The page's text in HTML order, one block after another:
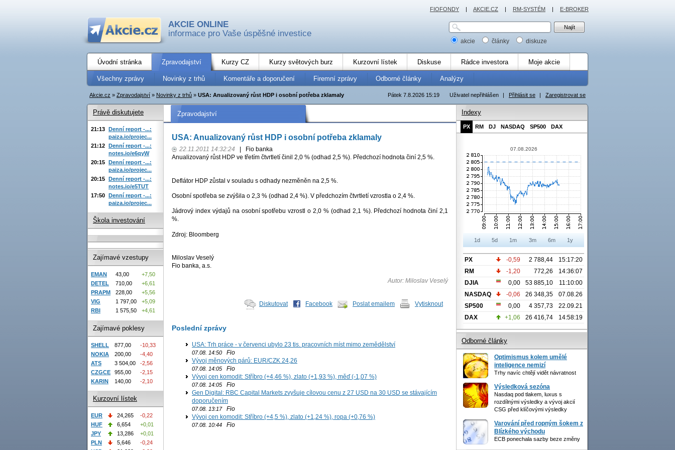
AKCIE ONLINE
informace pro Vaše úspěšné investice
akcie články diskuze
Úvodní stránka Zpravodajství Kurzy CZ Kurzy světových burz Kurzovní lístek Diskuse Rádce investora Moje akcie
Všechny zprávy Novinky z trhů Komentáře a doporučení Firemní zprávy Odborné články Analýzy
Uživatel nepřihlášen | Přihlásit se | Zaregistrovat se
Pátek 7.8.2026 15:19
Akcie.cz » Zpravodajství » Novinky z trhů » USA: Anualizovaný růst HDP i osobní potřeba zklamaly
Zpravodajství
USA: Anualizovaný růst HDP i osobní potřeba zklamaly
22.11.2011 14:32:24
Fio banka
Anualizovaný růst HDP ve třetím čtvrtletí činil 2,0 % (odhad 2,5 %). Předchozí hodnota činí 2,5 %.
Deflátor HDP zůstal v souladu s odhady nezměněn na 2,5 %.
Osobní spotřeba se zvýšila o 2,3 % (odhad 2,4 %). V předchozím čtvrtletí vzrostla o 2,4 %.
Jádrový index výdajů na osobní spotřebu vzrostl o 2,0 % (odhad 2,1 %). Předchozí hodnota činí 2,1
%.
Zdroj: Bloomberg
Miloslav Veselý
Fio banka, a.s.
Autor: Miloslav Veselý
Diskutovat Facebook Poslat emailem Vytisknout
Poslední zprávy
USA: Trh práce - v červenci ubylo 23 tis. pracovních míst mimo zemědělství
07.08. 14:50 Fio
Vývoj měnových párů: EUR/CZK 24,26
07.08. 14:05 Fio
Vývoj cen komodit: Stříbro (+4,46 %), zlato (+1,93 %), měď (-1,07 %)
07.08. 14:05 Fio
Gen Digital: RBC Capital Markets zvyšuje cílovou cenu z 27 USD na 30 USD se stávajícím
doporučením
07.08. 13:17Fio
Vývoj cen komodit: Stříbro (+4,5 %), zlato (+1,24 %), ropa (+0,76 %)
07.08. 10:44 Fio
Právě diskutujete
21:13 Denní report -...:
paiza.io/projec...
21:12 Denní report -...:
notes.io/e6qyW
20:15 Denní report -...:
paiza.io/projec...
20:15 Denní report -...:
notes.io/e5TUT
17:50 Denní report -...:
paiza.io/projec...
Škola investování
Zajímavé vzestupy
EMAN 43,00
+7,50
DETEL
710,00
+6,61
PRAPM
228,00
+5,56
VIG
1 797,00
+5,09
RBI
1 575,50 +4,61
Zajímavé poklesy
SHELL 877,00
-10,33
NOKIA
200,00
-4,40
ATS
3 504,00
-2,56
CZGCE
955,00
-2,15
KARIN
140,00 -2,10
Kurzovní lístek
EUR 24,265
-0,22
HUF
6,654
+0,01
JPY
13,286
+0,01
PLN
5,646
-0,24
Indexy
PX RM DJ NASDAQ SP500 DAX
07.08.2026
1d 5d 1m 3m 6m 1y
PX -0,59 2 788,44
15:17:20
RM
-1,20 772,26
14:36:07
DJIA
0,00 53 885,10
11:10:00
NASDAQ
-0,06 26 348,35
07.08.26
SP500
0,00 4 357,73
22.09.21
DAX
+1,06 26 416,74 14:58:19
Odborné články
Optimismus kolem umělé
inteligence nemizí
Trhy navíc chtějí vidět návratnost
Výsledková sezóna
Nasdaq pod tlakem, luxus s
rozdílnými výsledky a vývoj akcií
CSG před klíčovými výsledky
Varování před ropným šokem z
Blízkého východu
ECB ponechala sazby beze změny
FIOFONDY | AKCIE.CZ | RM-SYSTÉM | E-BROKER